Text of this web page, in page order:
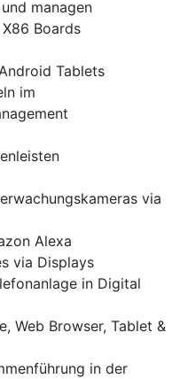
managen
Boards
Tablets
im
via
Alexa
via Displays
in Digital
Web Browser, Tablet &
in der